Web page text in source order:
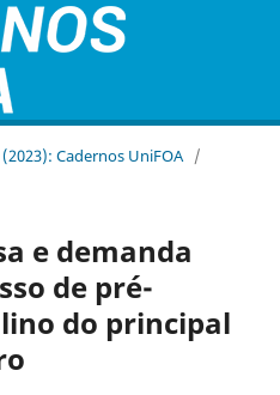
(2023): Cadernos UniFOA /
e demanda
de pré-
do principal